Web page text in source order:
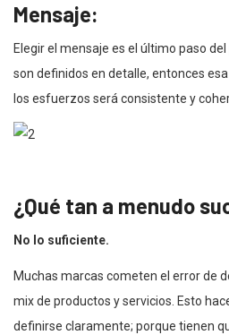
Mensaje:
Elegir el mensaje es el último paso
son definidos en detalle, entonces
los esfuerzos será consistente y
¿Qué tan a menudo
No lo suficiente.
Muchas marcas cometen el error de
mix de productos y servicios. Esto
definirse claramente; porque tienen